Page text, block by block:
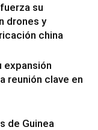
su
drones y
china
expansión
reunión clave en
de Guinea